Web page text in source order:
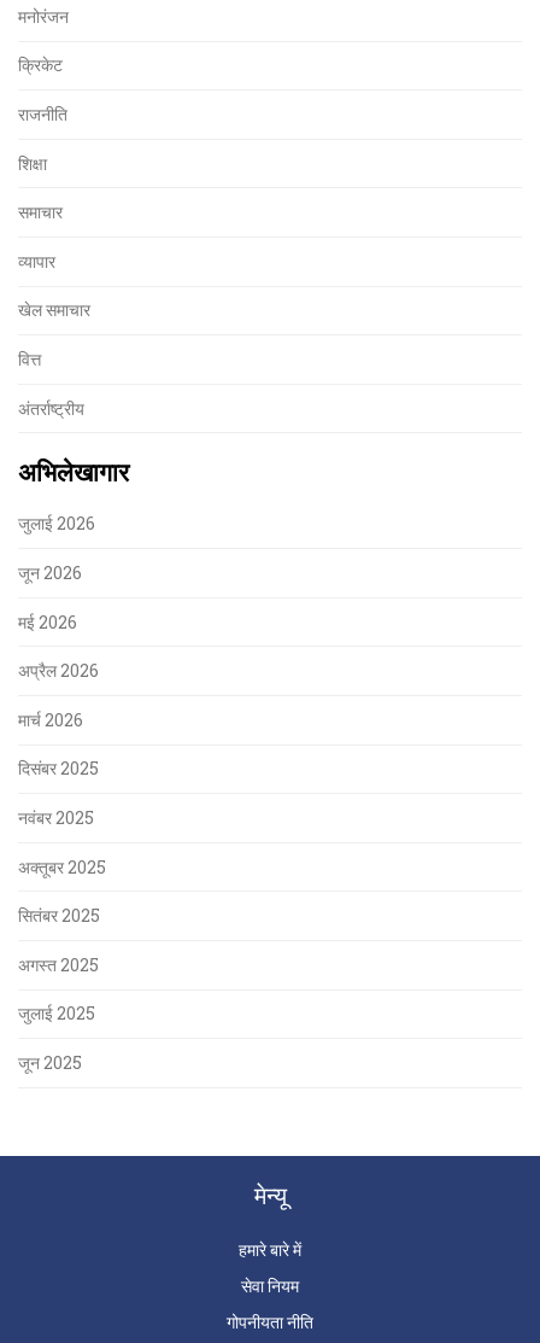
मनोरंजन
क्रिकेट
राजनीति
शिक्षा
समाचार
व्यापार
खेल समाचार
वित्त
अंतर्राष्ट्रीय
अभिलेखागार
जुलाई 2026
जून 2026
मई 2026
अप्रैल 2026
मार्च 2026
दिसंबर 2025
नवंबर 2025
अक्तूबर 2025
सितंबर 2025
अगस्त 2025
जुलाई 2025
जून 2025
मेन्यू
हमारे बारे में
सेवा नियम
गोपनीयता नीति